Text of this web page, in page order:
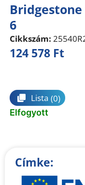
Bridgestone
6
Cikkszám:
124 578 Ft
Lista (0)
Elfogyott
Címke: